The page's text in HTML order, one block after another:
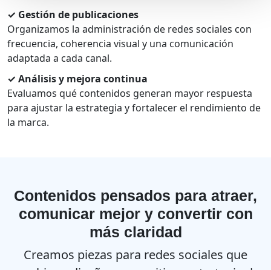
✓ Gestión de publicaciones
Organizamos la administración de redes sociales con
frecuencia, coherencia visual y una comunicación
adaptada a cada canal.
✓ Análisis y mejora continua
Evaluamos qué contenidos generan mayor respuesta
para ajustar la estrategia y fortalecer el rendimiento de
la marca.
Contenidos pensados para atraer,
comunicar mejor y convertir con
más claridad
Creamos piezas para redes sociales que